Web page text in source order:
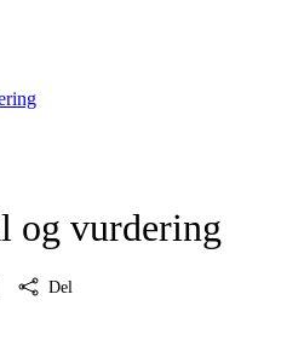
og vurdering
Del